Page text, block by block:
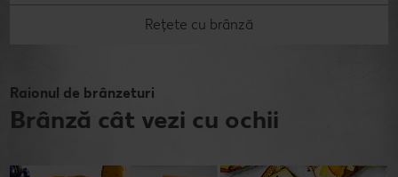
Rețete cu brânză
Raionul de brânzeturi
Brânză cât vezi cu ochii